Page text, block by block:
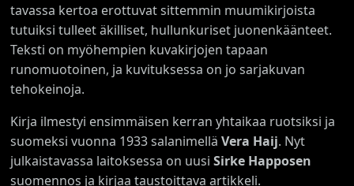
tavassa kertoa erottuvat sittemmin muumikirjoista
tutuiksi tulleet äkilliset, hullunkuriset juonenkäänteet.
Teksti on myöhempien kuvakirjojen tapaan
runomuotoinen, ja kuvituksessa on jo sarjakuvan
tehokeinoja.
Kirja ilmestyi ensimmäisen kerran yhtaikaa ruotsiksi ja
suomeksi vuonna 1933 salanimelläVera Haij. Nyt
julkaistavassa laitoksessa on uusiSirke Happosen
suomennos ja kirjaa taustoittava artikkeli.